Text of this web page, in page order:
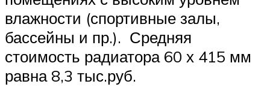
влажности (спортивные залы,
бассейны и пр.). Средняя
стоимость радиатора 60 х 415 мм
равна 8,3 тыс.руб.